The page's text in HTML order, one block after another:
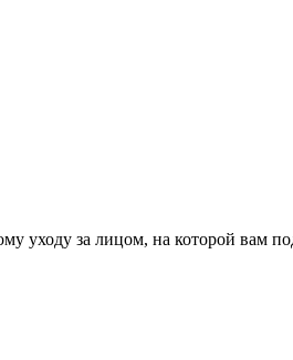
уходу за лицом, на которой вам